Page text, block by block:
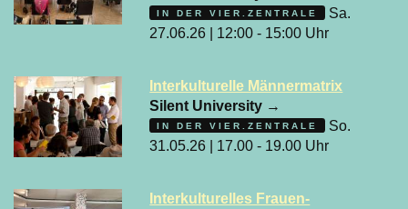
IN DER VIER.ZENTRALE
Sa.
27.06.26 | 12:00 - 15:00 Uhr
Interkulturelle Männermatrix
Silent University →
IN DER VIER.ZENTRALE
So.
31.05.26 | 17.00 - 19.00 Uhr
Interkulturelles Frauen-